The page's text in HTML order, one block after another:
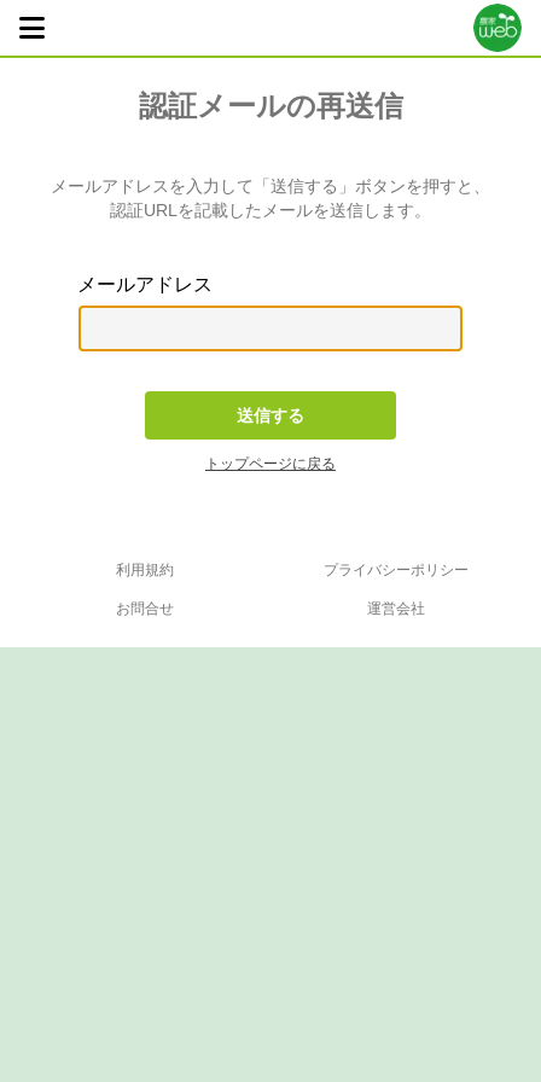
認証メールの再送信
メールアドレスを入力して「送信する」ボタンを押すと、
認証URLを記載したメールを送信します。
メールアドレス
トップページに戻る
利用規約 プライバシーポリシー
お問合せ 運営会社